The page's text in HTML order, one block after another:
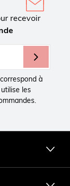
recevoir
à
les